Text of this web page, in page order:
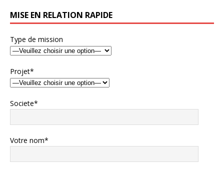
MISE EN RELATION RAPIDE
Type de mission
Projet*
Societe*
Votre nom*